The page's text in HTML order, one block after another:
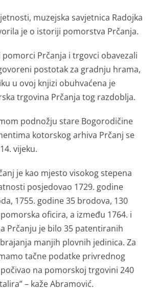
muzejska savjetnica Radojka
je o istoriji pomorstva Prčanja.
pomorci Prčanja i trgovci obavezali
postotak za gradnju hrama,
u ovoj knjizi obuhvaćena je
trgovina Prčanja tog razdoblja.
podnožju stare Bogorodičine
kotorskog arhiva Prčanj se
vijeku.
je kao mjesto visokog stepena
posjedovao 1729. godine
1755. godine 35 brodova, 130
oficira, a između 1764. i
Prčanju je bilo 35 patentiranih
manjih plovnih jedinica. Za
tačne podatke privrednog
na pomorskoj trgovini 240
– kaže Abramović.